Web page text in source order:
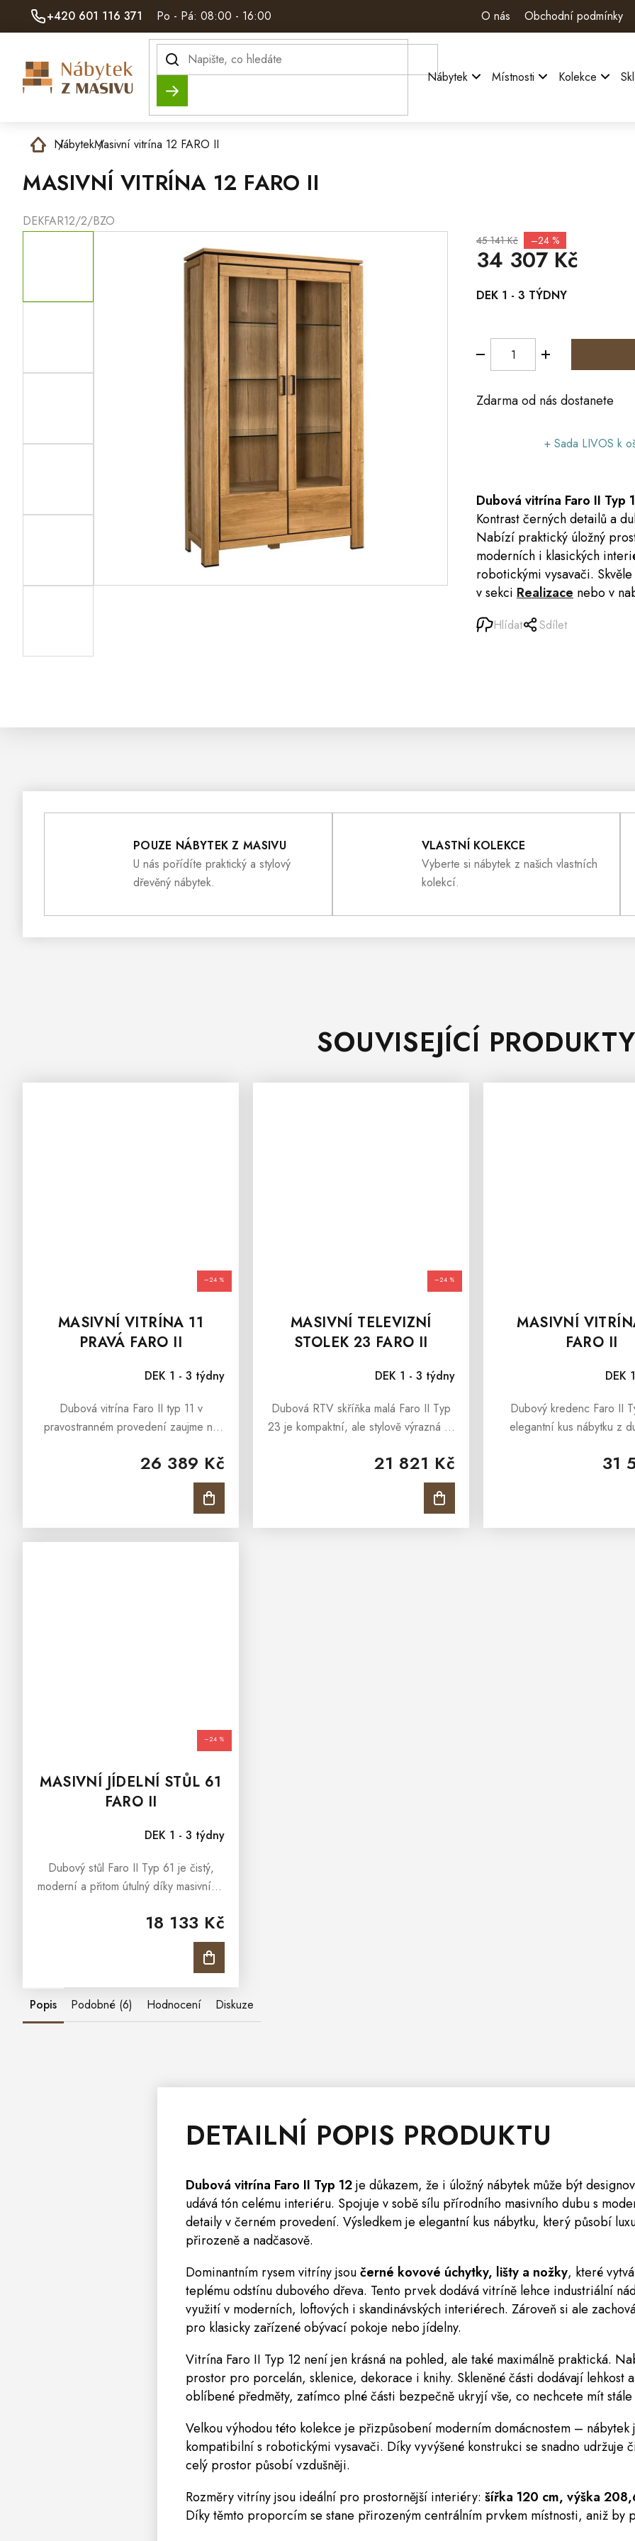
+420 601 116 371 Po - Pá: 08:00 - 16:00 O nás Obchodní podmínky
Hledat Nábytek Místnosti Kolekce
DomůNábytekMasivní vitrína 12 FARO II
MASIVNÍ VITRÍNA 12 FARO II
DEKFAR12/2/BZO
45 141 Kč –24 %
34 307 Kč
cena:
DEK 1 - 3 TÝDNY
Zdarma od nás dostanete
+ Sada LIVOS k
Dubová vitrína Faro II Typ
Kontrast černých detailů a
Nabízí praktický úložný
moderních i klasických
robotickými vysavači.
v sekci Realizace nebo v
Hlídat Sdílet
POUZE NÁBYTEK Z MASIVU
U nás pořídíte praktický a stylový
dřevěný nábytek.
VLASTNÍ KOLEKCE
Vyberte si nábytek z našich vlastních
kolekcí.
SOUVISEJÍCÍ PRODUKTY
–24 %
MASIVNÍ VITRÍNA 11
PRAVÁ FARO II
DEK 1 - 3 týdny
26 389 Kč
Dubová vitrína Faro II typ 11 v
pravostranném provedení zaujme na
dubu a moderních černých detailů.
Nabízí elegantní design, který se hodí
–24 %
MASIVNÍ TELEVIZNÍ
STOLEK 23 FARO II
DEK 1 - 3 týdny
21 821 Kč
Dubová RTV skříňka malá Faro II Typ
23 je kompaktní, ale stylově výrazná —
moderní kontrast. Díky rozměrům 145
× 52,9 × 58 cm se hodí i do...
MASIVNÍ
FARO II
Průměrné hodnocení produktu je 5,0 z 5 hvězdiček.DEK
31
Dubový kredenc Faro II
elegantní kus nábytku z
přirozeně a nadčasově.
–24 %
MASIVNÍ JÍDELNÍ STŮL 61
FARO II
DEK 1 - 3 týdny
18 133 Kč
Dubový stůl Faro II Typ 61 je čistý,
moderní a přitom útulný díky masivnímu
do loftu, industrialu i moderní klasiky.
Popis Podobné (6) Hodnocení Diskuze
DETAILNÍ POPIS PRODUKTU
Dubová vitrína Faro II Typ 12je důkazem, že i úložný nábytek může být
udává tón celému interiéru. Spojuje v sobě sílu přírodního masivního dubu s
detaily v černém provedení. Výsledkem je elegantní kus nábytku, který působí
přirozeně a nadčasově.
Dominantním rysem vitríny jsoučerné kovové úchytky, lišty a nožky, které
teplému odstínu dubového dřeva. Tento prvek dodává vitríně lehce industriální
využití v moderních, loftových i skandinávských interiérech. Zároveň si ale
pro klasicky zařízené obývací pokoje nebo jídelny.
Vitrína Faro II Typ 12 není jen krásná na pohled, ale také maximálně praktická.
prostor pro porcelán, sklenice, dekorace i knihy. Skleněné části dodávají lehkost
oblíbené předměty, zatímco plné části bezpečně ukryjí vše, co nechcete mít
Velkou výhodou této kolekce je přizpůsobení moderním domácnostem –
kompatibilní s robotickými vysavači. Díky vyvýšené konstrukci se snadno udržuje
celý prostor působí vzdušněji.
Rozměry vitríny jsou ideální pro prostornější interiéry: šířka 120 cm, výška
Díky těmto proporcím se stane přirozeným centrálním prvkem místnosti, aniž by